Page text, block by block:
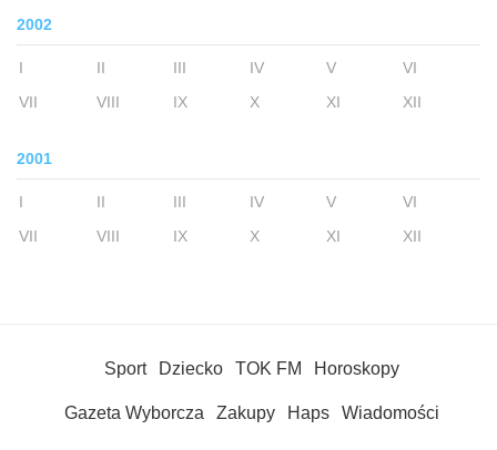
2002
I II III IV V
VI
VII
VIII IX X XI XII
2001
I II III IV V
VI
VII
VIII IX X XI XII
Sport Dziecko TOK FM Horoskopy
Gazeta Wyborcza Zakupy Haps Wiadomości